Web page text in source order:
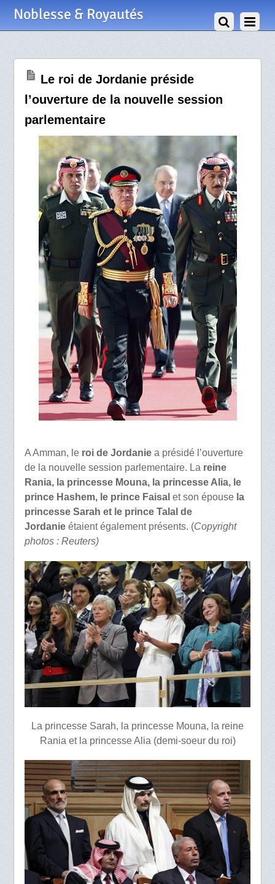
Noblesse & Royautés
Le roi de Jordanie préside
l’ouverture de la nouvelle session
parlementaire
A Amman, le roi de Jordaniea présidé l’ouverture
de la nouvelle session parlementaire. La reine
Rania, la princesse Mouna, la princesse Alia, le
prince Hashem, le prince Faisal et son épouse la
princesse Sarah et le prince Talal de
Jordanieétaient également présents. (Copyright
photos : Reuters)
La princesse Sarah, la princesse Mouna, la reine
Rania et la princesse Alia (demi-soeur du roi)